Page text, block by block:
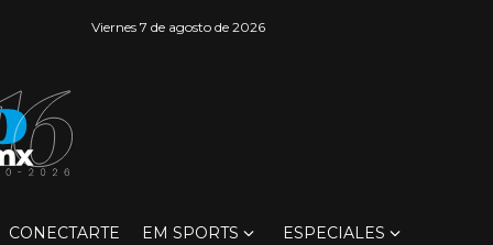
Viernes 7 de agosto de 2026
CONECTARTE EM SPORTS ESPECIALES